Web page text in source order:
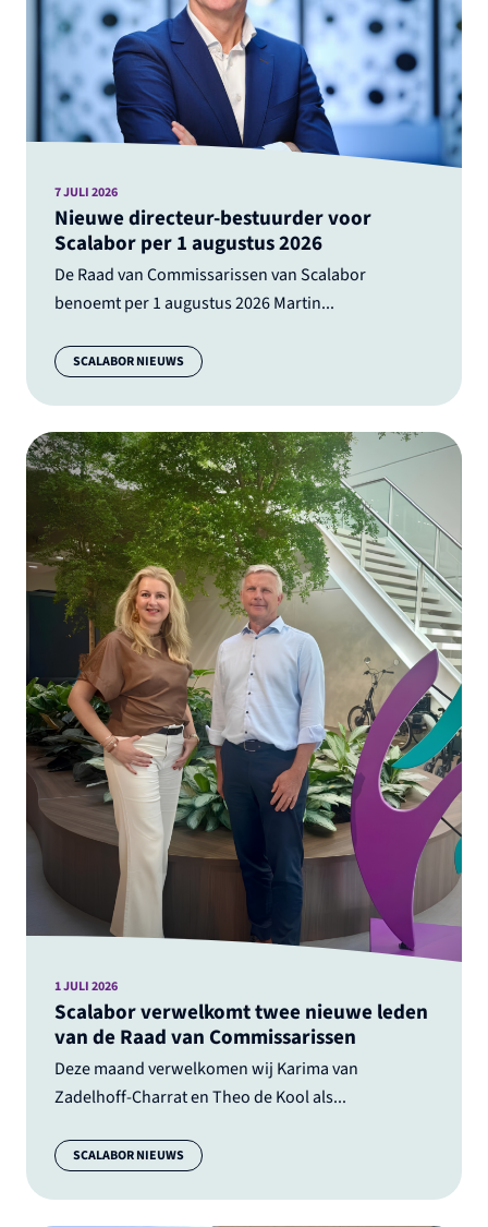
Nieuwe directeur-bestuurder voor
Scalabor per 1 augustus 2026
De Raad van Commissarissen van Scalabor
benoemt per 1 augustus 2026 Martin...
7 JULI 2026
Categorie:
SCALABOR NIEUWS
Scalabor verwelkomt twee nieuwe leden
van de Raad van Commissarissen
Deze maand verwelkomen wij Karima van
Zadelhoff-Charrat en Theo de Kool als...
1 JULI 2026
Categorie:
SCALABOR NIEUWS